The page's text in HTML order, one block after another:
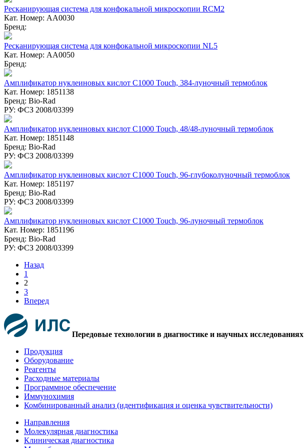
Ресканирующая система для конфокальной микроскопии RCM2
Кат. Номер: AA0030
Бренд:
Ресканирующая система для конфокальной микроскопии NL5
Кат. Номер: AA0050
Бренд:
Амплификатор нуклеиновых кислот C1000 Touch, 384-луночный термоблок
Кат. Номер: 1851138
Бренд: Bio-Rad
РУ: ФСЗ 2008/03399
Амплификатор нуклеиновых кислот C1000 Touch, 48/48-луночный термоблок
Кат. Номер: 1851148
Бренд: Bio-Rad
РУ: ФСЗ 2008/03399
Амплификатор нуклеиновых кислот C1000 Touch, 96-глубоколуночный термоблок
Кат. Номер: 1851197
Бренд: Bio-Rad
РУ: ФСЗ 2008/03399
Амплификатор нуклеиновых кислот C1000 Touch, 96-луночный термоблок
Кат. Номер: 1851196
Бренд: Bio-Rad
РУ: ФСЗ 2008/03399
Назад
1
2
3
Вперед
Передовые технологии в диагностике и научных исследованиях
Продукция
Оборудование
Реагенты
Расходные материалы
Программное обеспечение
Иммунохимия
Комбинированный анализ (идентификация и оценка чувствительности)
Направления
Молекулярная диагностика
Клиническая диагностика